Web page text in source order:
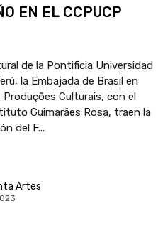
EN EL CCPUCP
de la Pontificia Universidad
la Embajada de Brasil en
Produções Culturais, con el
Guimarães Rosa, traen la
del F...
Artes